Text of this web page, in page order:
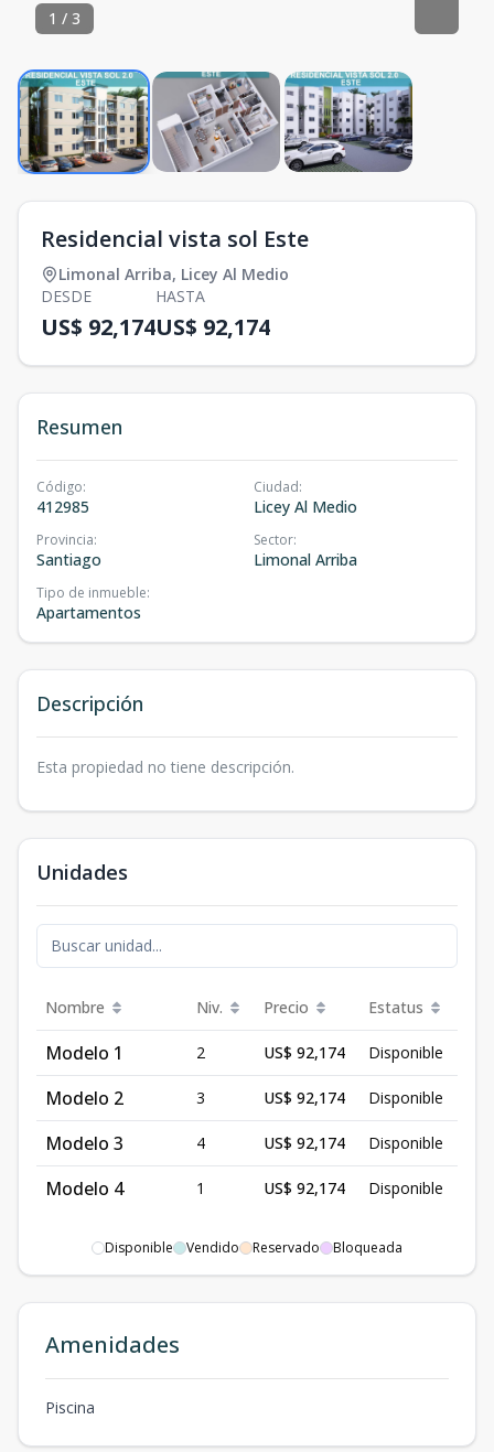
1 / 3
Residencial vista sol Este
Limonal Arriba, Licey Al Medio
DESDE
US$ 92,174
HASTA
US$ 92,174
Resumen
Código:
412985
Ciudad:
Licey Al Medio
Provincia:
Santiago
Sector:
Limonal Arriba
Tipo de inmueble:
Apartamentos
Descripción
Esta propiedad no tiene descripción.
Unidades
Nombre Niv. Precio Estatus
Modelo 1 2 US$ 92,174 Disponible
Modelo 2 3 US$ 92,174 Disponible
Modelo 3 4 US$ 92,174 Disponible
Modelo 4 1 US$ 92,174 Disponible
Disponible Vendido Reservado Bloqueada
Amenidades
Piscina